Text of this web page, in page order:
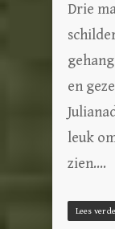
Drie
en
leuk
zien....
Lees